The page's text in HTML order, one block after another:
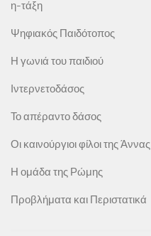
η-τάξη
Ψηφιακός Παιδότοπος
Η γωνιά του παιδιού
Ιντερνετοδάσος
Το απέραντο δάσος
Οι καινούργιοι φίλοι της Άννας
Η ομάδα της Ρώμης
Προβλήματα και Περιστατικά